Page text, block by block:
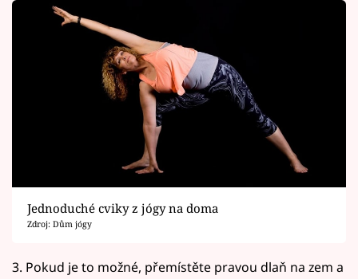
Jednoduché cviky z jógy na doma
Zdroj: Dům jógy
3. Pokud je to možné, přemístěte pravou dlaň na zem a